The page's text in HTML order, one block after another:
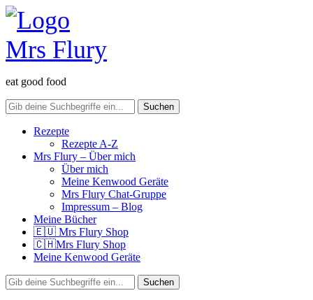
eat good food
Rezepte
Rezepte A-Z
Mrs Flury – Über mich
Über mich
Meine Kenwood Geräte
Mrs Flury Chat-Gruppe
Impressum – Blog
Meine Bücher
🇪🇺 Mrs Flury Shop
🇨🇭Mrs Flury Shop
Meine Kenwood Geräte